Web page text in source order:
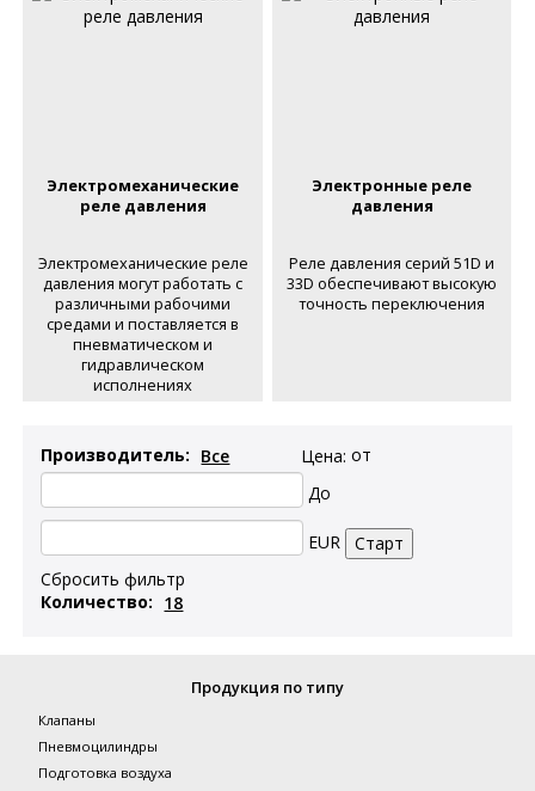
Электромеханические
реле давления
Электромеханические реле
давления могут работать с
различными рабочими
средами и поставляется в
пневматическом и
гидравлическом
исполнениях
Электронные реле
давления
Реле давления серий 51D и
33D обеспечивают высокую
точность переключения
Производитель: Цена:от
До
EUR
Сбросить фильтр
Количество:
Продукция по типу
Клапаны
Пневмоцилиндры
Подготовка воздуха